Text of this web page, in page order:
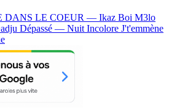
DANS LE COEUR — Ikaz Boi M3lo
Dépassé — Nuit Incolore J't'emmène